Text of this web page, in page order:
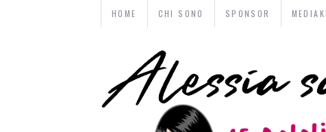
HOME CHI SONO SPONSOR